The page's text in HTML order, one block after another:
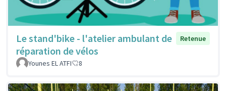
Le stand'bike - l'atelier ambulant de
réparation de vélos
Retenue
Younes EL ATFI 8